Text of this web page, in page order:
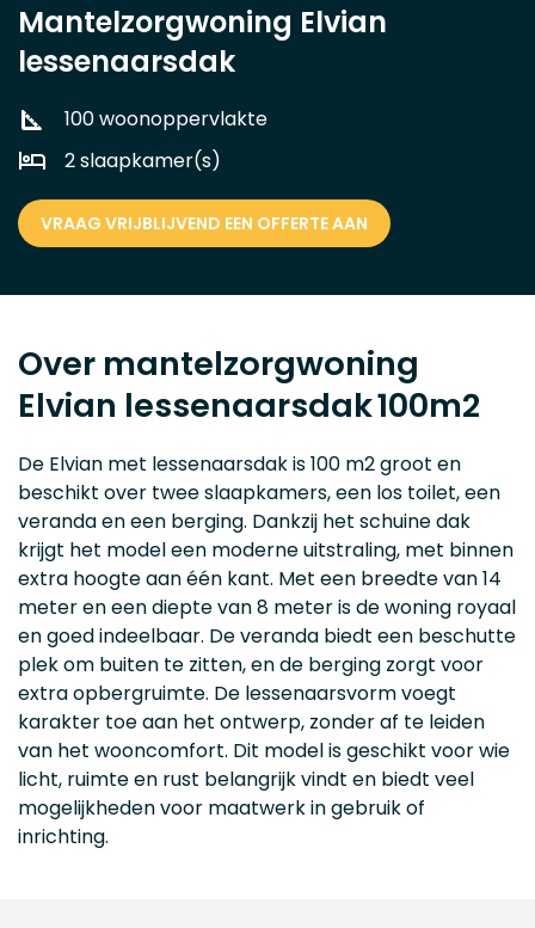
Mantelzorgwoning Elvian
lessenaarsdak
100 woonoppervlakte
2 slaapkamer(s)
VRAAG VRIJBLIJVEND EEN OFFERTE AAN
Over mantelzorgwoning
Elvian lessenaarsdak100m2
De Elvian met lessenaarsdak is 100 m2 groot en
beschikt over twee slaapkamers, een los toilet, een
veranda en een berging. Dankzij het schuine dak
krijgt het model een moderne uitstraling, met binnen
extra hoogte aan één kant. Met een breedte van 14
meter en een diepte van 8 meter is de woning royaal
en goed indeelbaar. De veranda biedt een beschutte
plek om buiten te zitten, en de berging zorgt voor
extra opbergruimte. De lessenaarsvorm voegt
karakter toe aan het ontwerp, zonder af te leiden
van het wooncomfort. Dit model is geschikt voor wie
licht, ruimte en rust belangrijk vindt en biedt veel
mogelijkheden voor maatwerk in gebruik of
inrichting.